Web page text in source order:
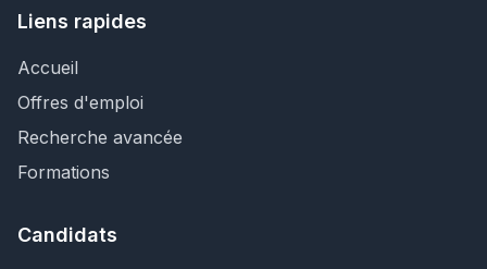
Liens rapides
Accueil
Offres d'emploi
Recherche avancée
Formations
Candidats